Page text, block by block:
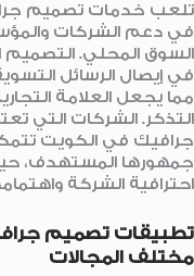
تلعب خدمات تصميم
في دعم الشركات
السوق المحلي. التصميم
في إيصال الرسائل
مما يجعل العلامة
التذكر. الشركات التي
جرافيك في الكويت
جمهورها المستهدف،
احترافية الشركة
تطبيقات تصميم
مختلف المجالات